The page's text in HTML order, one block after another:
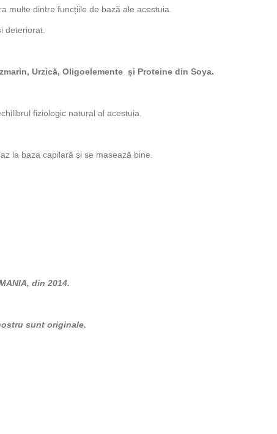
multe dintre funcțiile de bază ale acestuia.
deteriorat.
Urzică, Oligoelemente și Proteine din Soya.
fiziologic natural al acestuia.
la baza capilară și se masează bine.
din 2014.
sunt originale.